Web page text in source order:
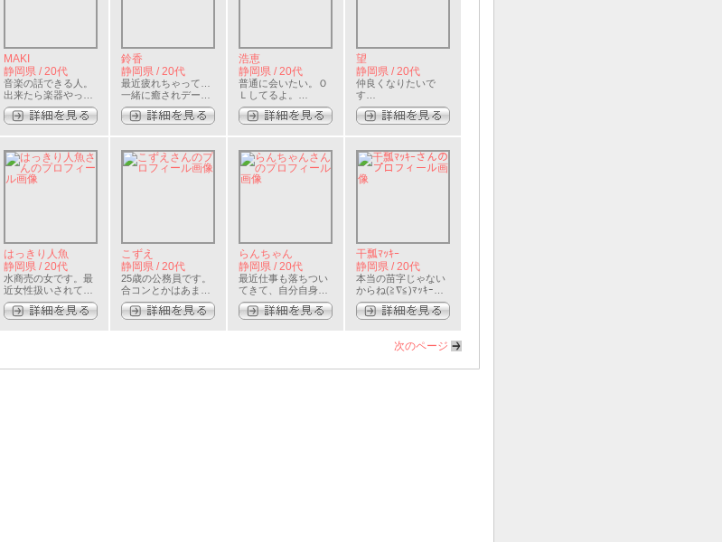
MAKI
静岡県 / 20代
音楽の話できる人。
出来たら楽器やって
る人がいい！…
鈴香
静岡県 / 20代
最近疲れちゃって…
一緒に癒されデート
に行きませんか？…
浩恵
静岡県 / 20代
普通に会いたい。Ｏ
Ｌしてるよ。…
望
静岡県 / 20代
仲良くなりたいで
す…
はっきり人魚
静岡県 / 20代
水商売の女です。最
近女性扱いされてい
ないんです……
こずえ
静岡県 / 20代
25歳の公務員です。
合コンとかはあまり
好きじゃないので…
らんちゃん
静岡県 / 20代
最近仕事も落ちつい
てきて、自分自身に
余裕が出来てきたの
で募集…
干瓢ﾏｯｷｰ
静岡県 / 20代
本当の苗字じゃない
からね(≧∇≦)ﾏｯｷｰっ
て呼んでね★…
次のページ